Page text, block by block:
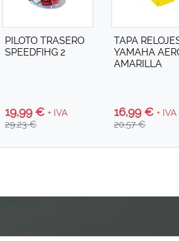
PILOTO TRASERO
SPEEDFIHG 2
19,99 € + IVA
29,23 €
TAPA
YAMAHA
AMARILLA
16,99 € + IVA
20,57 €